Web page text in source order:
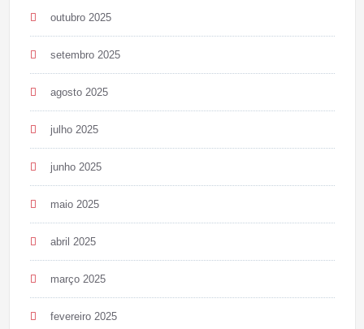
outubro 2025
setembro 2025
agosto 2025
julho 2025
junho 2025
maio 2025
abril 2025
março 2025
fevereiro 2025